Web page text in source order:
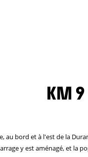
KM 9
au bord et à l'est de la
y est aménagé, et la